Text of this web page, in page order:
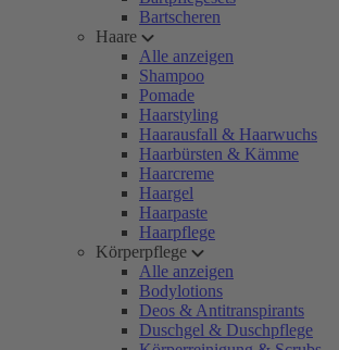
Bartscheren
Haare
Alle anzeigen
Shampoo
Pomade
Haarstyling
Haarausfall & Haarwuchs
Haarbürsten & Kämme
Haarcreme
Haargel
Haarpaste
Haarpflege
Körperpflege
Alle anzeigen
Bodylotions
Deos & Antitranspirants
Duschgel & Duschpflege